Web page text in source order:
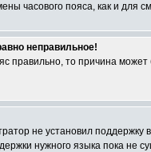
часового пояса, как и
неправильное!
правильно, то причина
не установил
нужного языка пока не